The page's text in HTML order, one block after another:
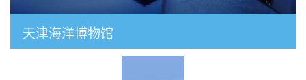
天津海洋博物馆